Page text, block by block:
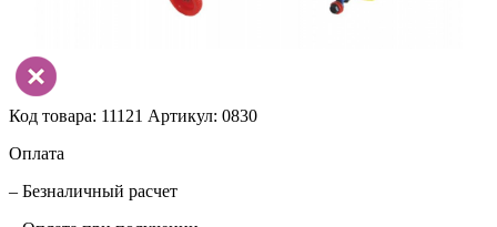
Код товара: 11121 Артикул: 0830
Оплата
– Безналичный расчет